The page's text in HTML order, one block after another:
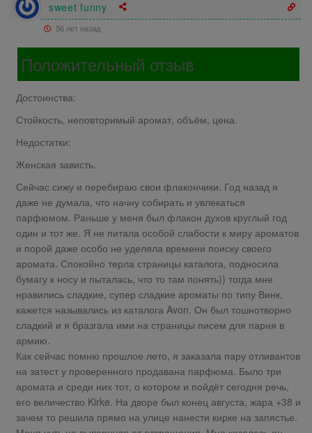
sweet funny
56 лет назад
Положительный отзыв
Достоинства:
Стойкость, неповторимый аромат, объём, цена.
Недостатки:
Женская зависть.
Сейчас сижу и перебираю свои флакончики. Год назад я
даже не думала, что начну собирать и увлекаться
парфюмом. Раньше у меня был флакон духов круглый год
один и тот же. Я не питала особой слабости к миру ароматов
и порой даже особо не уделяла времени поиску своего
аромата. Спокойно терла страницы каталога, подносила
бумагу к носу и пыталась, что то там понять)) тогда мне
нравились сладкие, супер сладкие ароматы по типу Винк,
кажется назывались из каталога Avon. Он был тошнотворно
сладкий и я бразгала ими на страницы писем для парня в
армию.
Как сейчас помню прошлое лето, я заказала пару отливантов
на затест у проверенного продавана парфюма. Было три
аромата и среди них тот, о котором и пойдёт сегодня речь,
его величество Kirke. На дворе был конец августа, жара +38 и
зачем то решила прямо на улице нанести кирке на запястье.